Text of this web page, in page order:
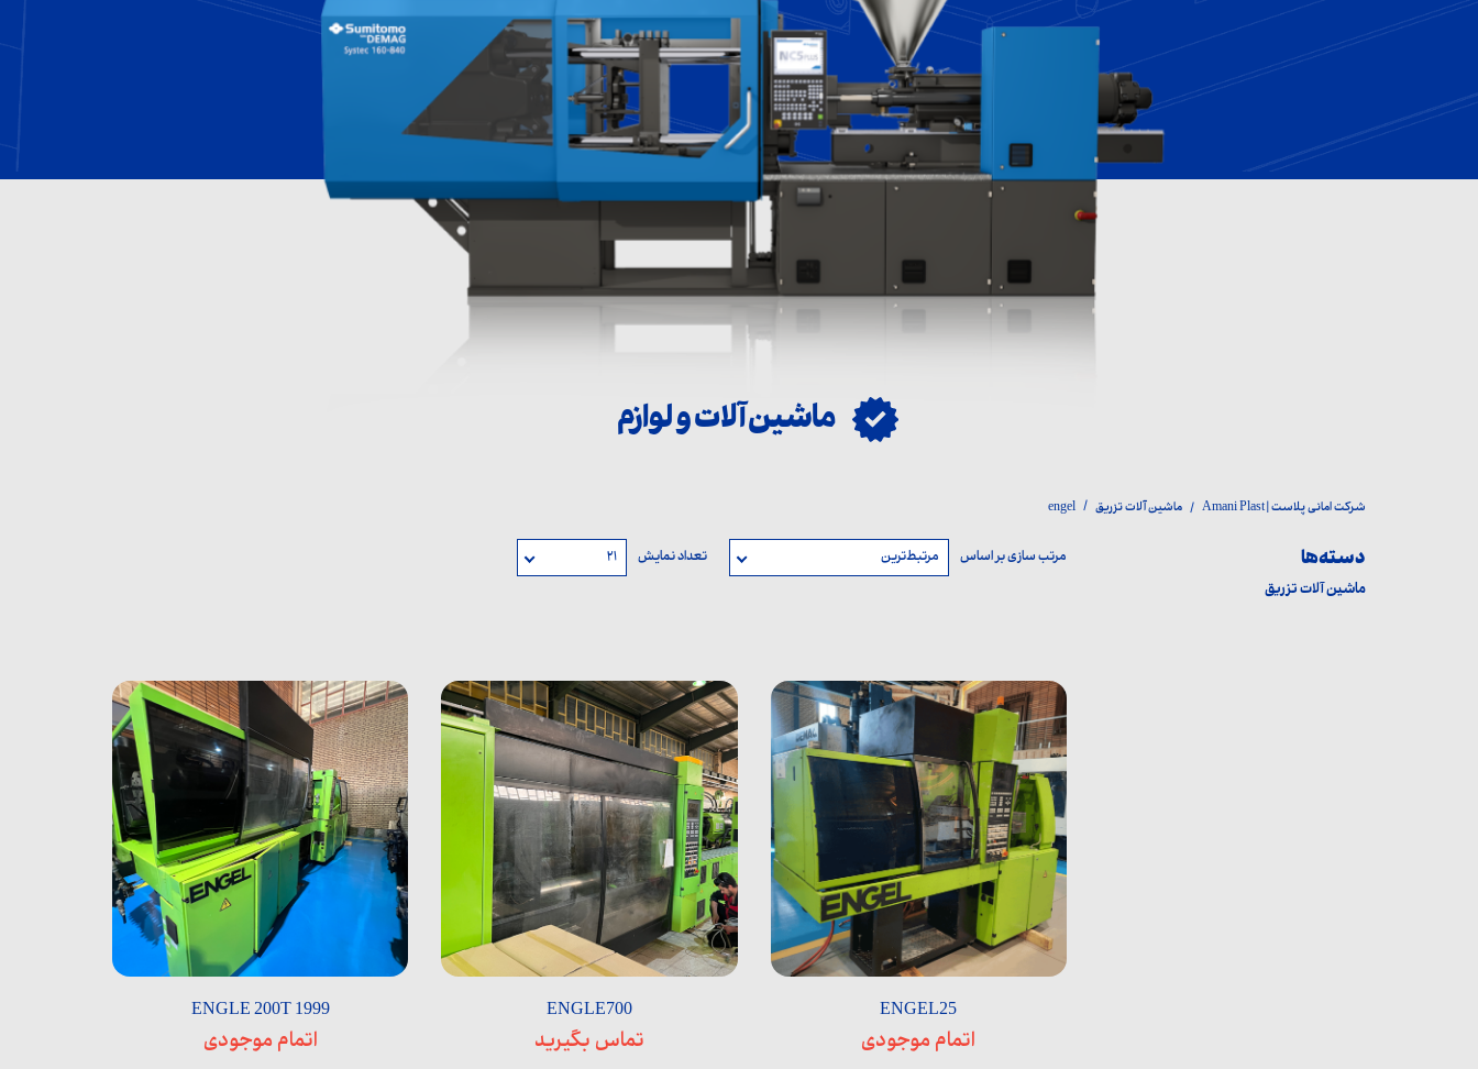
ماشین ابزار
لوازم جانبی
اکسترودر
شرکت امانی پلاست | Amani Plast ماشین آلات تزریق engel
دسته‌ها
ماشین آلات تزریق
مرتب سازی بر اساس مرتبط‌ترین تعداد نمایش ۲۱
ENGEL25
اتمام موجودی
ENGLE700
تماس بگیرید
ENGLE 200T 1999
اتمام موجودی
ماشین آلات و لوازم